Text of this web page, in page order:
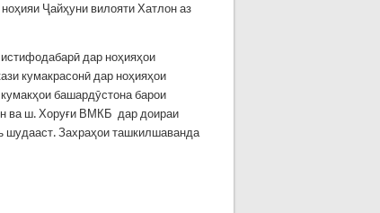
Ҷайҳуни вилояти Хатлон аз
дар ноҳияҳои
кумакрасонӣ дар ноҳияҳои
башардӯстона барои
ва ш. Хоруғи ВМКБ дар доираи
Захраҳои ташкилшаванда